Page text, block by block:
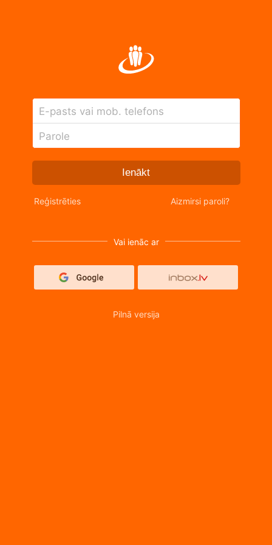
E-pasts vai mob. telefons
Parole
Ienākt
Reģistrēties Aizmirsi paroli?
Vai ienāc ar
Pilnā versija